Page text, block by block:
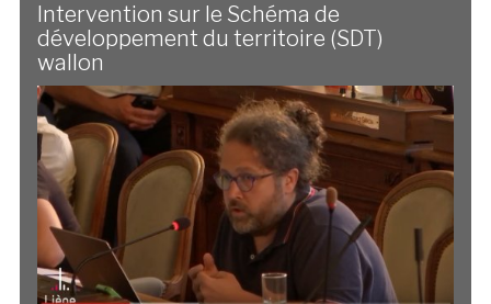
Intervention sur le Schéma de
développement du territoire (SDT)
wallon